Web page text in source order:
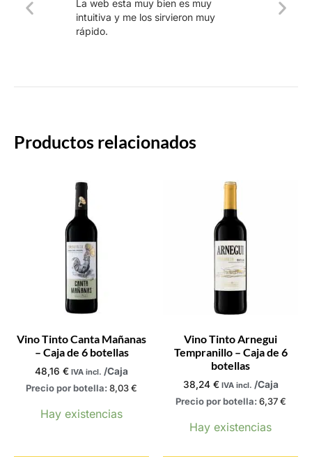
La web esta muy bien es muy
intuitiva y me los sirvieron muy
rápido.
Productos relacionados
Vino Tinto Canta Mañanas
– Caja de 6 botellas
48,16 € IVA incl. /Caja
Precio por botella: 8,03€
Hay existencias
Vino Tinto Arnegui
Tempranillo – Caja de 6
botellas
38,24 € IVA incl. /Caja
Precio por botella: 6,37€
Hay existencias